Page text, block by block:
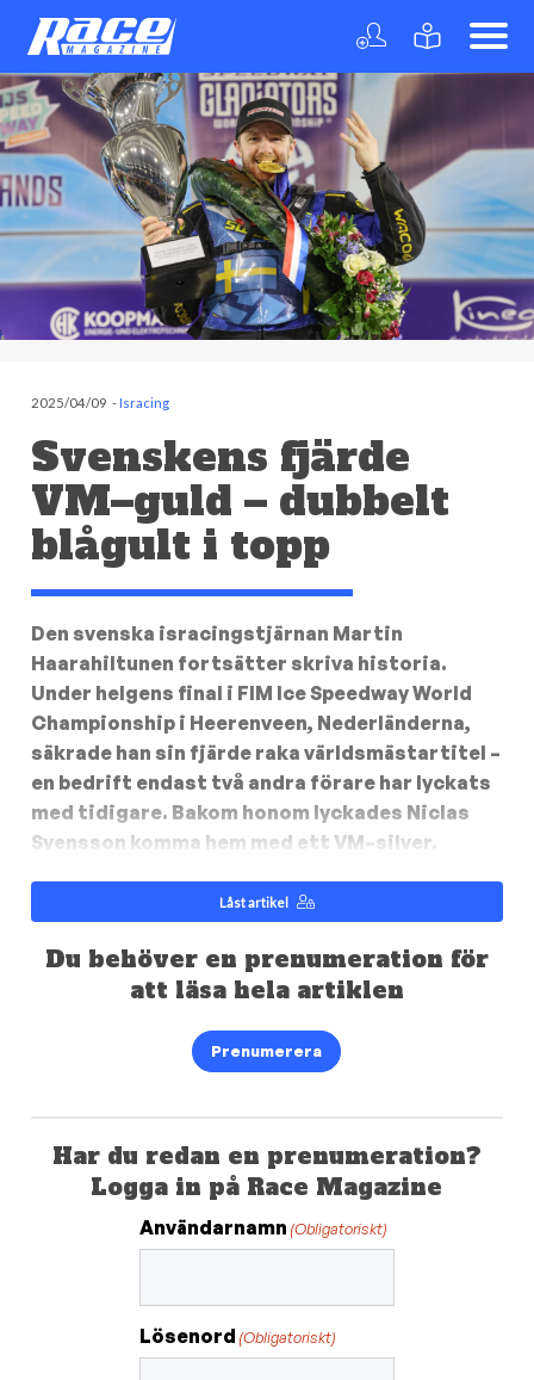
2025/04/09 -Isracing
Svenskens fjärde
VM–guld – dubbelt
blågult i topp
Den svenska isracingstjärnan Martin
Haarahiltunen fortsätter skriva historia.
Under helgens final i FIM Ice Speedway World
Championship i Heerenveen, Nederländerna,
säkrade han sin fjärde raka världsmästartitel –
en bedrift endast två andra förare har lyckats
med tidigare. Bakom honom lyckades Niclas
Svensson komma hem med ett VM–silver.
Låst artikel
Du behöver en prenumeration för
att läsa hela artiklen
Prenumerera
Har du redan en prenumeration?
Logga in på Race Magazine
Användarnamn (Obligatoriskt)
Lösenord (Obligatoriskt)